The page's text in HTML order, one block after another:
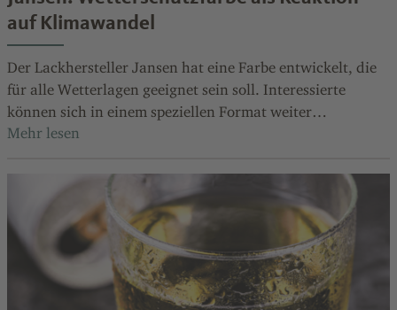
auf Klimawandel
Der Lackhersteller Jansen hat eine Farbe entwickelt, die
für alle Wetterlagen geeignet sein soll. Interessierte
können sich in einem speziellen Format weiter
informieren.